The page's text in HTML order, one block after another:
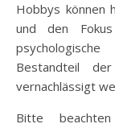
Hobbys können
und den
Bestandteil
vernachlässigt
Bitte